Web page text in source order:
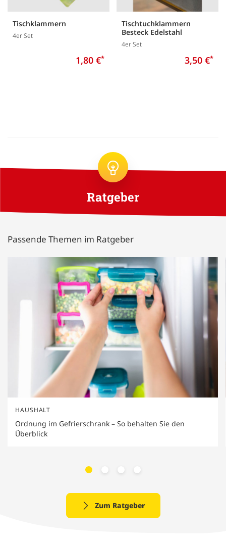
Tischklammern
4er Set
1,80 €*
Tischtuchklammern
Besteck Edelstahl
4er Set
3,50 €*
Ratgeber
Passende Themen im Ratgeber
Ordnung im Gefrierschrank – So behalten Sie den
Überblick
HAUSHALT
Zum Ratgeber